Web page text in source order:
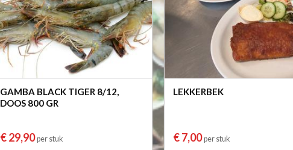
GAMBA BLACK TIGER 8/12,
DOOS 800 GR
€ 29,90per stuk
LEKKERBEK
€ 7,00per stuk